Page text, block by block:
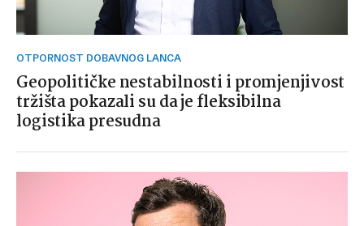
OTPORNOST DOBAVNOG LANCA
Geopolitičke nestabilnosti i promjenjivost
tržišta pokazali su da je fleksibilna
logistika presudna